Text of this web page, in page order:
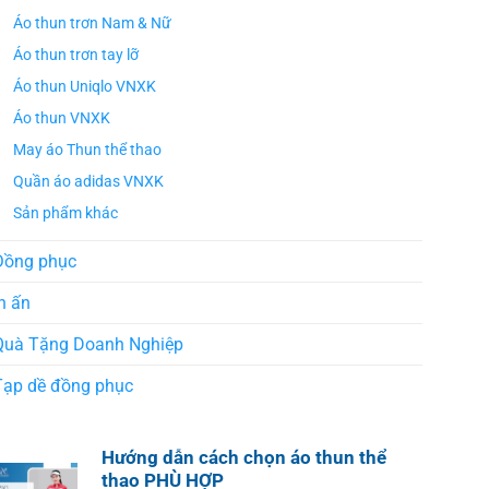
Áo thun trơn Nam & Nữ
Áo thun trơn tay lỡ
Áo thun Uniqlo VNXK
Áo thun VNXK
May áo Thun thể thao
Quần áo adidas VNXK
Sản phẩm khác
phục
ấn
Tặng Doanh Nghiệp
dề đồng phục
Hướng dẫn cách chọn áo thun thể
thao PHÙ HỢP